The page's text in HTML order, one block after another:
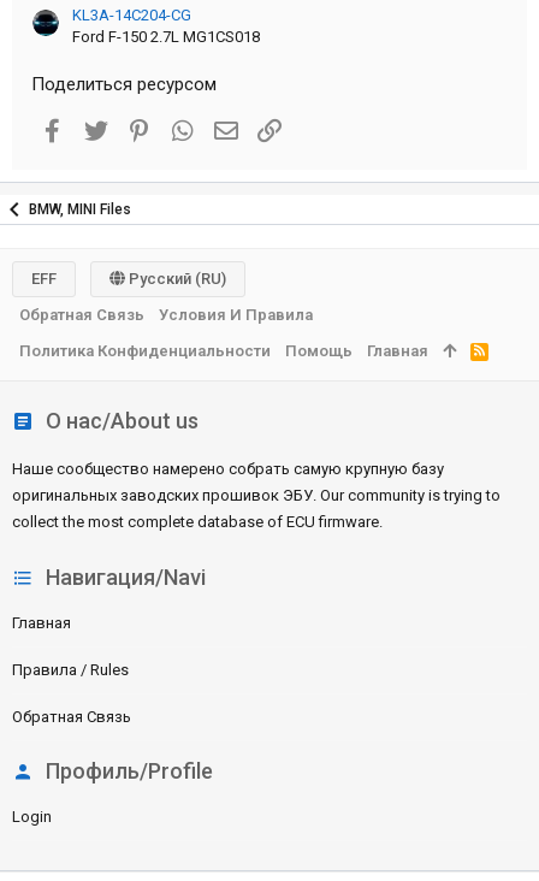
KL3A-14C204-CG
Ford F-150 2.7L MG1CS018
Поделиться ресурсом
Facebook
Twitter PinterestWhatsAppЭлектронная почта
Ссылка
BMW, MINI Files
О нас/About us
Наше сообщество намерено собрать самую крупную базу
оригинальных заводских прошивок ЭБУ. Our community is trying to
collect the most complete database of ECU firmware.
Навигация/Navi
Главная
Правила / Rules
Обратная Связь
Профиль/Profile
Login
EFF
Русский (RU)
Обратная Связь
Условия И Правила
Политика Конфиденциальности
Помощь Главная
R